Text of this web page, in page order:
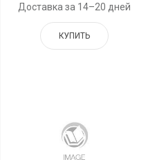
Доставка за 14–20 дней
КУПИТЬ